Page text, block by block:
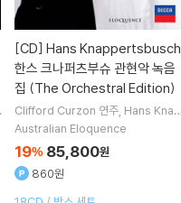
[CD] Hans Knappertsbusch
한스 크나퍼츠부슈 관현악 녹음
집 (The Orchestral Edition)
Clifford Curzon 연주 Hans Knap
pertsbusch지휘 Wiener Philhar
e Romande오케스트라 외 4명
Australian Eloquence
19% 85,800원
860원